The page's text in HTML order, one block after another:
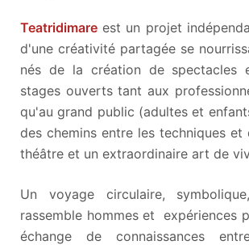
Teatridimare est un projet
d'une créativité partagée se
nés de la création de spectacles
stages ouverts tant aux
qu'au grand public (adultes et
des chemins entre les techniques et
théâtre et un extraordinaire art de
Un voyage circulaire,
rassemble hommes et expériences
échange de connaissances